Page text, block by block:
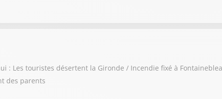
: Les touristes désertent la Gironde / Incendie fixé à
des parents